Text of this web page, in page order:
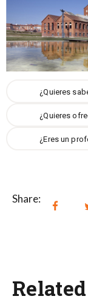
¿Quieres
¿Quieres
¿Eres un
Share: